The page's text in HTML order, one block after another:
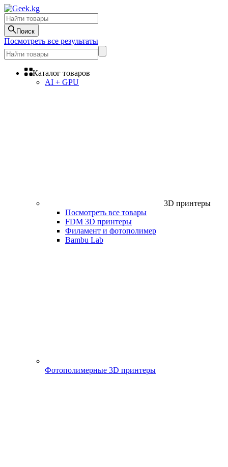
Поиск
Посмотреть все результаты
Каталог товаров
AI + GPU
3D принтеры
Посмотреть все товары
FDM 3D принтеры
Филамент и фотополимер
Bambu Lab
Фотополимерные 3D принтеры